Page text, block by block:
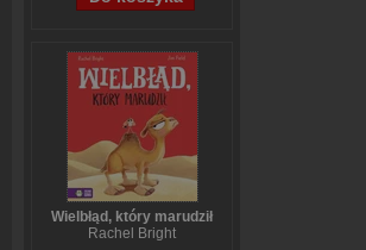
Wielbłąd, który marudził
Rachel Bright